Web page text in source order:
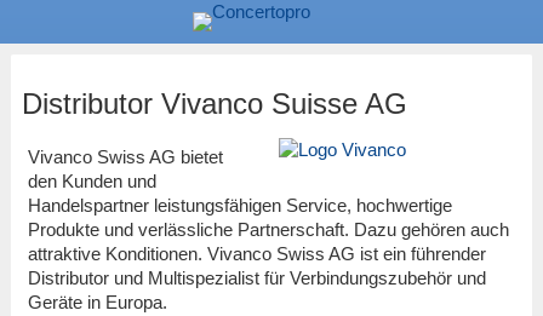
Distributor Vivanco Suisse AG
Vivanco Swiss AG bietet
den Kunden und
Handelspartner leistungsfähigen Service, hochwertige
Produkte und verlässliche Partnerschaft. Dazu gehören auch
attraktive Konditionen. Vivanco Swiss AG ist ein führender
Distributor und Multispezialist für Verbindungszubehör und
Geräte in Europa.